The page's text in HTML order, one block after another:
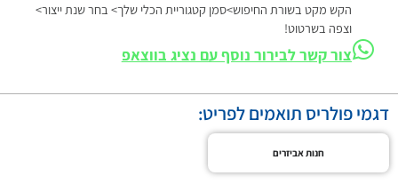
הקש מקט בשורת החיפוש>סמן קטגוריית הכלי שלך> בחר שנת ייצור>
וצפה בשרטוט!
צור קשר לבירור נוסף עם נציג בווצאפ
דגמי פולריס תואמים לפריט:
חנות אביזרים